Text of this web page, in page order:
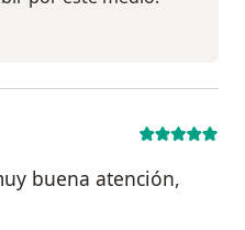
buena atención,